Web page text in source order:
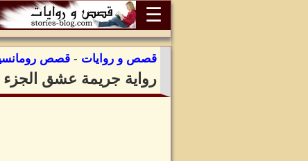
☰
قصص و روايات - قصص
رواية جريمة عشق الجزء